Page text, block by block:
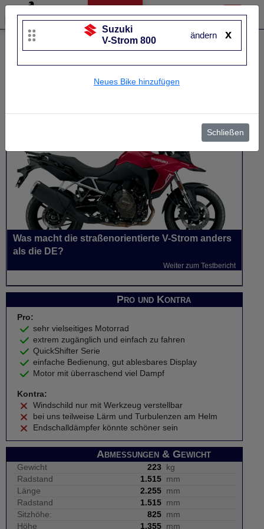
Liste bearbeiten
Suzuki
Baujahr
von 2024 bis 2026~
Was macht die straßenorientierte V-Strom anders
als die DE?
Weiter zum Testbericht
Pro und Kontra
Pro:
sehr vielseitiges Motorrad
extrem zugänglich und einfach zu fahren
QuickShifter Serie
einfache Bedienung, gut ablesbares Display
Motor mit überraschend viel Dampf
Kontra:
Windschild nur mit Werkzeug verstellbar
bei uns teilweise Lärm und Turbulenzen am Helm
Endschalldämpfer könnte schöner sein
Abmessungen & Gewicht
Gewicht 223
kg
Radstand
1.515 mm
Länge
2.255 mm
Radstand
1.515 mm
Sitzhöhe:
825 mm
Höhe
1.355 mm
x
Suzuki
V-Strom 800
ändern
Neues Bike hinzufügen
Schließen